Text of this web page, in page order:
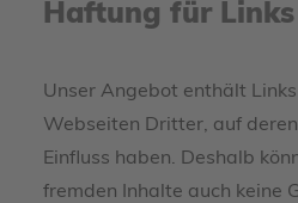
Haftung für Links
Unser Angebot enthält
Webseiten Dritter, auf
Einfluss haben. Deshalb
fremden Inhalte auch keine